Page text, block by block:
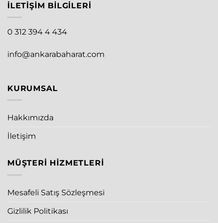
İLETIŞIM BILGILERI
0 312 394 4 434
info@ankarabaharat.com
KURUMSAL
Hakkımızda
İletişim
MÜŞTERI HIZMETLERI
Mesafeli Satış Sözleşmesi
Gizlilik Politikası